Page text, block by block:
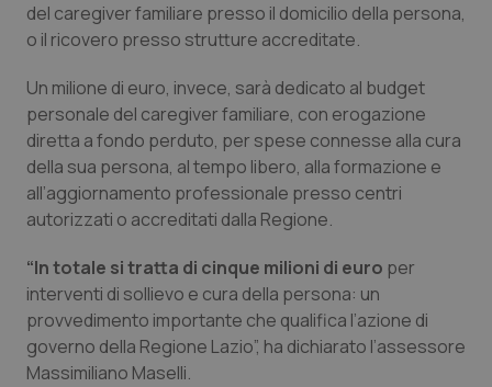
Lombardia
Marche
Molise
Piemonte
Provincia Autonoma di Bolzano
Provincia Autonoma di Trento
Puglia
Dolore
Donna & Salute
Epatiti
HIV
Infezioni & Febbre
Ipertensione & Scompenso
Malattie rare
del caregiver familiare presso il domicilio della persona,
o il ricovero presso strutture accreditate.
Un milione di euro, invece, sarà dedicato al budget
personale del caregiver familiare, con erogazione
diretta a fondo perduto, per spese connesse alla cura
della sua persona, al tempo libero, alla formazione e
all’aggiornamento professionale presso centri
autorizzati o accreditati dalla Regione.
“In totale si tratta di cinque milioni di euro per
interventi di sollievo e cura della persona: un
provvedimento importante che qualifica l’azione di
governo della Regione Lazio”, ha dichiarato l’assessore
Massimiliano Maselli.